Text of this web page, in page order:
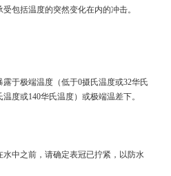
包括温度的突然变化在内的冲击。
于极端温度（低于0摄氏温度或32华氏
度或140华氏温度）或极端温差下。
水中之前，请确定表冠已拧紧，以防水